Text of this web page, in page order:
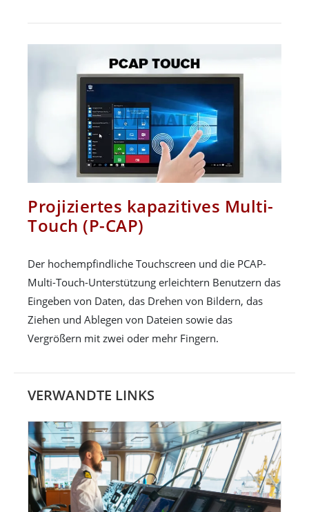
Projiziertes kapazitives Multi-
Touch (P-CAP)
Der hochempfindliche Touchscreen und die PCAP-
Multi-Touch-Unterstützung erleichtern Benutzern das
Eingeben von Daten, das Drehen von Bildern, das
Ziehen und Ablegen von Dateien sowie das
Vergrößern mit zwei oder mehr Fingern.
VERWANDTE LINKS